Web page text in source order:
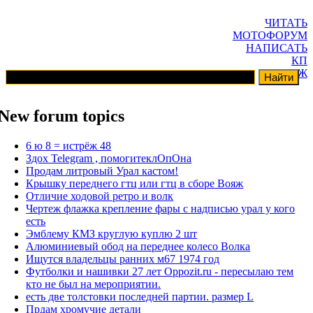
ЧИТАТЬ
МОТОФОРУМ
НАПИСАТЬ
КП
ГАРАЖ
forum topics
6 ю 8 = истрёж 48
Здох Telegram , помогитеклОпОна
Продам литровый Урал кастом!
Крышку переднего гтц или гтц в сборе Вояж
Отличие ходовой ретро и волк
Чертеж флажка крепление фары с надписью урал у кого
есть
Эмблему КМЗ круглую куплю 2 шт
Алюминиевый обод на переднее колесо Волка
Ищутся владельцы ранних м67 1974 год
Футболки и нашивки 27 лет Oppozit.ru - пересылаю тем
кто не был на мероприятии.
есть две толстовки последней партии. размер L
Прдам хромучие детали